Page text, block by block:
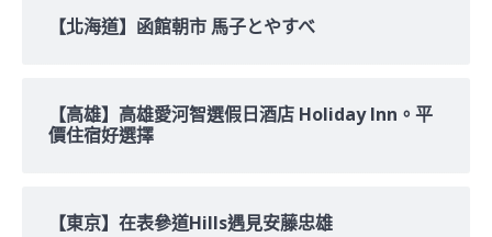
【北海道】函館朝市 馬子とやすべ
【高雄】高雄愛河智選假日酒店 Holiday Inn。平
價住宿好選擇
【東京】在表參道Hills遇見安藤忠雄